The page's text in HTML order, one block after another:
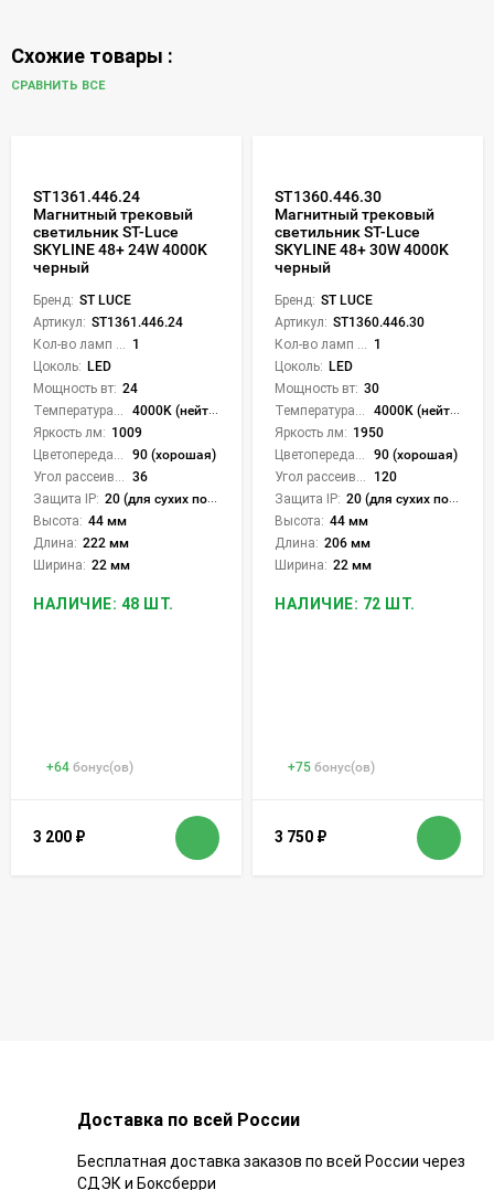
Схожие товары :
СРАВНИТЬ ВСЕ
ST1361.446.24
Магнитный трековый
светильник ST-Luce
SKYLINE 48+ 24W 4000K
черный
Бренд: ST LUCE
Артикул: ST1361.446.24
1
Цоколь: LED
Мощность вт: 24
4000K (нейтральный)
Яркость лм: 1009
90 (хорошая)
36
Защита IP: 20 (для сухих пом.)
Высота: 44 мм
Длина: 222 мм
Ширина: 22 мм
НАЛИЧИЕ: 48 ШТ.
+64 бонус(ов)
3 200 ₽
ST1360.446.30
Магнитный трековый
светильник ST-Luce
SKYLINE 48+ 30W 4000K
черный
Бренд: ST LUCE
Артикул: ST1360.446.30
1
Цоколь: LED
Мощность вт: 30
4000K (нейтральный)
Яркость лм: 1950
90 (хорошая)
120
Защита IP: 20 (для сухих пом.)
Высота: 44 мм
Длина: 206 мм
Ширина: 22 мм
НАЛИЧИЕ: 72 ШТ.
+75 бонус(ов)
3 750 ₽
Доставка по всей России
Бесплатная доставка заказов по всей России через
СДЭК и Боксберри